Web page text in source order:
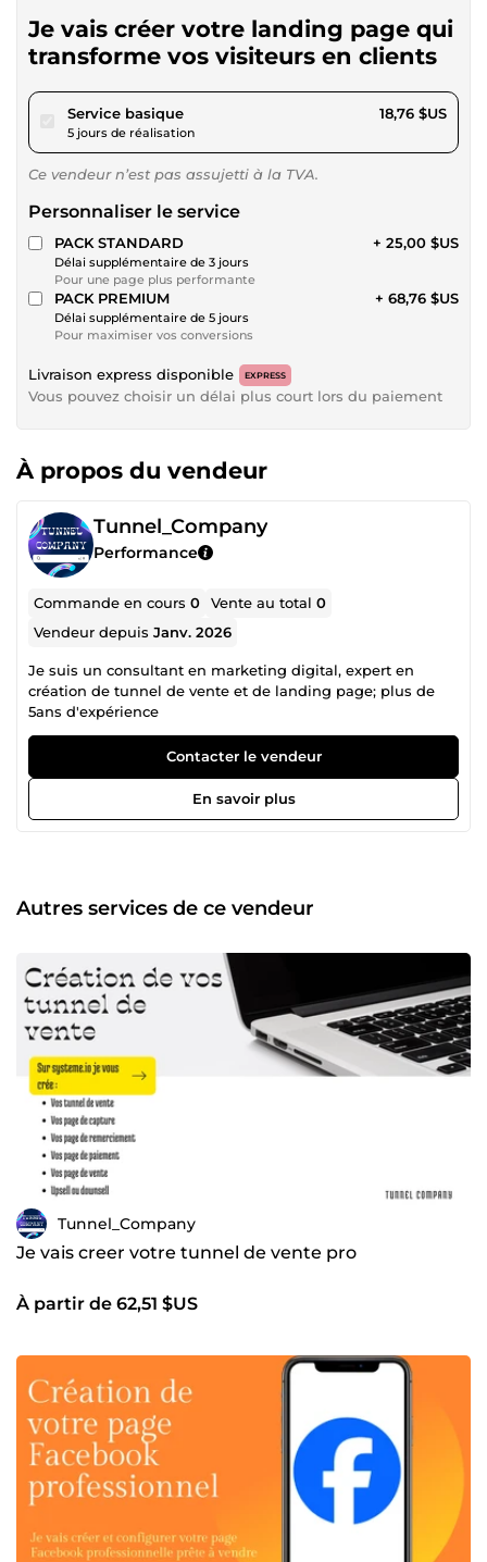
Je vais créer votre landing page qui
transforme vos visiteurs en clients
Service basiquepour 17,28 $US
5 jours de réalisation
18,76 $US
Ce vendeur n’est pas assujetti à la TVA.
Personnaliser le service
PACK STANDARD
Délai supplémentaire de 3 jours
Pour une page plus performante
+ 25,00 $US
PACK PREMIUM
Délai supplémentaire de 5 jours
Pour maximiser vos conversions
+ 68,76 $US
Livraison express disponible EXPRESS
Vous pouvez choisir un délai plus court lors du paiement
À propos du vendeur
Tunnel_Company
Performance
Commande en cours0 Vente au total0
Vendeur depuisJanv. 2026
Je suis un consultant en marketing digital, expert en
création de tunnel de vente et de landing page; plus de
5ans d'expérience
Contacter le vendeur
En savoir plus
Autres services de ce vendeur
Tunnel_Company
Je vais creer votre tunnel de vente pro
À partir de 62,51 $US